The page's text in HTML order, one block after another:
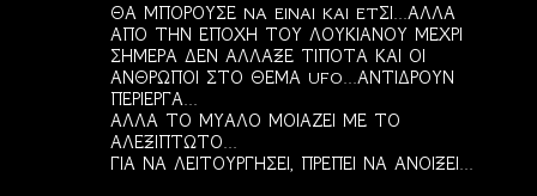
ΘΑ ΜΠΟΡΟΥΣΕ NA EINAI KAI ETΣΙ...ΑΛΛΑ
ΑΠΟ ΤΗΝ ΕΠΟΧΗ ΤΟΥ ΛΟΥΚΙΑΝΟΥ ΜΕΧΡΙ
ΣΗΜΕΡΑ ΔΕΝ ΑΛΛΑΞΕ ΤΙΠΟΤΑ ΚΑΙ ΟΙ
ΑΝΘΡΩΠΟΙ ΣΤΟ ΘΕΜΑ UFO...ΑΝΤΙΔΡΟΥΝ
ΠΕΡΙΕΡΓΑ...
ΑΛΛΑ ΤΟ ΜΥΑΛΟ ΜΟΙΑΖΕΙ ΜΕ ΤΟ
ΑΛΕΞΙΠΤΩΤΟ...
ΓΙΑ ΝΑ ΛΕΙΤΟΥΡΓΗΣΕΙ, ΠΡΕΠΕΙ ΝΑ ΑΝΟΙΞΕΙ...